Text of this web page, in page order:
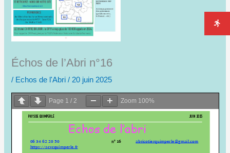
Échos de l’Abri n°16
/ Echos de l'Abri / 20 juin 2025
Page 1 /2 Zoom 100%